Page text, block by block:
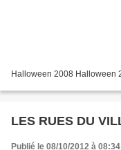
Halloween 2008 Halloween
LES RUES DU
Publié le 08/10/2012 à 08:34